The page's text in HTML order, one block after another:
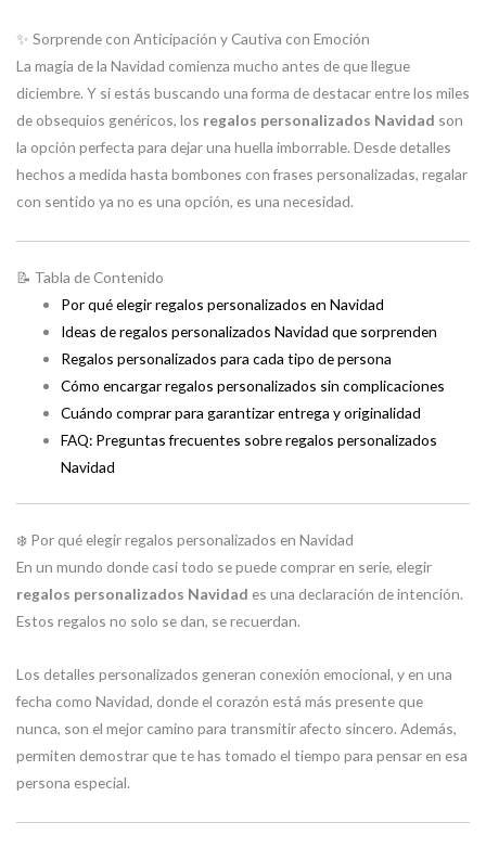
✨ Sorprende con Anticipación y Cautiva con Emoción
La magia de la Navidad comienza mucho antes de que llegue
diciembre. Y si estás buscando una forma de destacar entre los miles
de obsequios genéricos, los regalos personalizados Navidad son
la opción perfecta para dejar una huella imborrable. Desde detalles
hechos a medida hasta bombones con frases personalizadas, regalar
con sentido ya no es una opción, es una necesidad.
📝 Tabla de Contenido
Por qué elegir regalos personalizados en Navidad
Ideas de regalos personalizados Navidad que sorprenden
Regalos personalizados para cada tipo de persona
Cómo encargar regalos personalizados sin complicaciones
Cuándo comprar para garantizar entrega y originalidad
FAQ: Preguntas frecuentes sobre regalos personalizados
Navidad
❄️ Por qué elegir regalos personalizados en Navidad
En un mundo donde casi todo se puede comprar en serie, elegir
regalos personalizados Navidad es una declaración de intención.
Estos regalos no solo se dan, se recuerdan.
Los detalles personalizados generan conexión emocional, y en una
fecha como Navidad, donde el corazón está más presente que
nunca, son el mejor camino para transmitir afecto sincero. Además,
permiten demostrar que te has tomado el tiempo para pensar en esa
persona especial.